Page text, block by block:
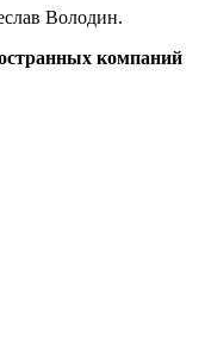
Володин.
компаний